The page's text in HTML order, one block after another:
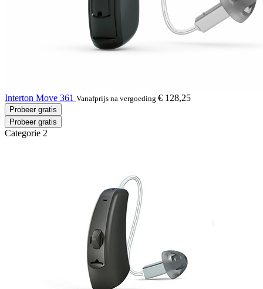
Interton Move 361 Vanafprijs na vergoeding € 128,25
Probeer gratis
Probeer gratis
Categorie 2